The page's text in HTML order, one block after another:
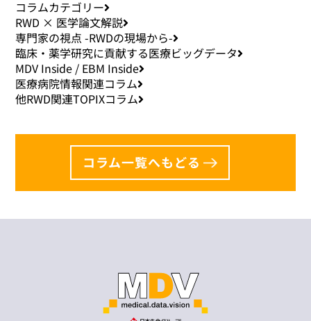
コラムカテゴリー
RWD × 医学論文解説
専門家の視点 -RWDの現場から-
臨床・薬学研究に貢献する医療ビッグデータ
MDV Inside / EBM Inside
医療病院情報関連コラム
他RWD関連TOPIXコラム
コラム一覧へもどる